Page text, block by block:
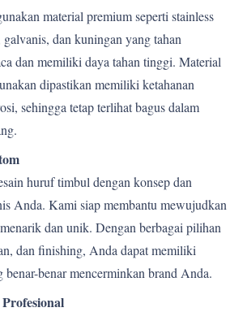
material premium seperti stainless
dan kuningan yang tahan
dan memiliki daya tahan tinggi. Material
dipastikan memiliki ketahanan
sehingga tetap terlihat bagus dalam
huruf timbul dengan konsep dan
Anda. Kami siap membantu mewujudkan
dan unik. Dengan berbagai pilihan
dan finishing, Anda dapat memiliki
benar-benar mencerminkan brand Anda.